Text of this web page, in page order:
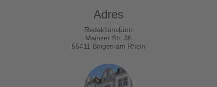
Adres
Redaktionsbüro
Mainzer Str. 36
55411 Bingen am Rhein